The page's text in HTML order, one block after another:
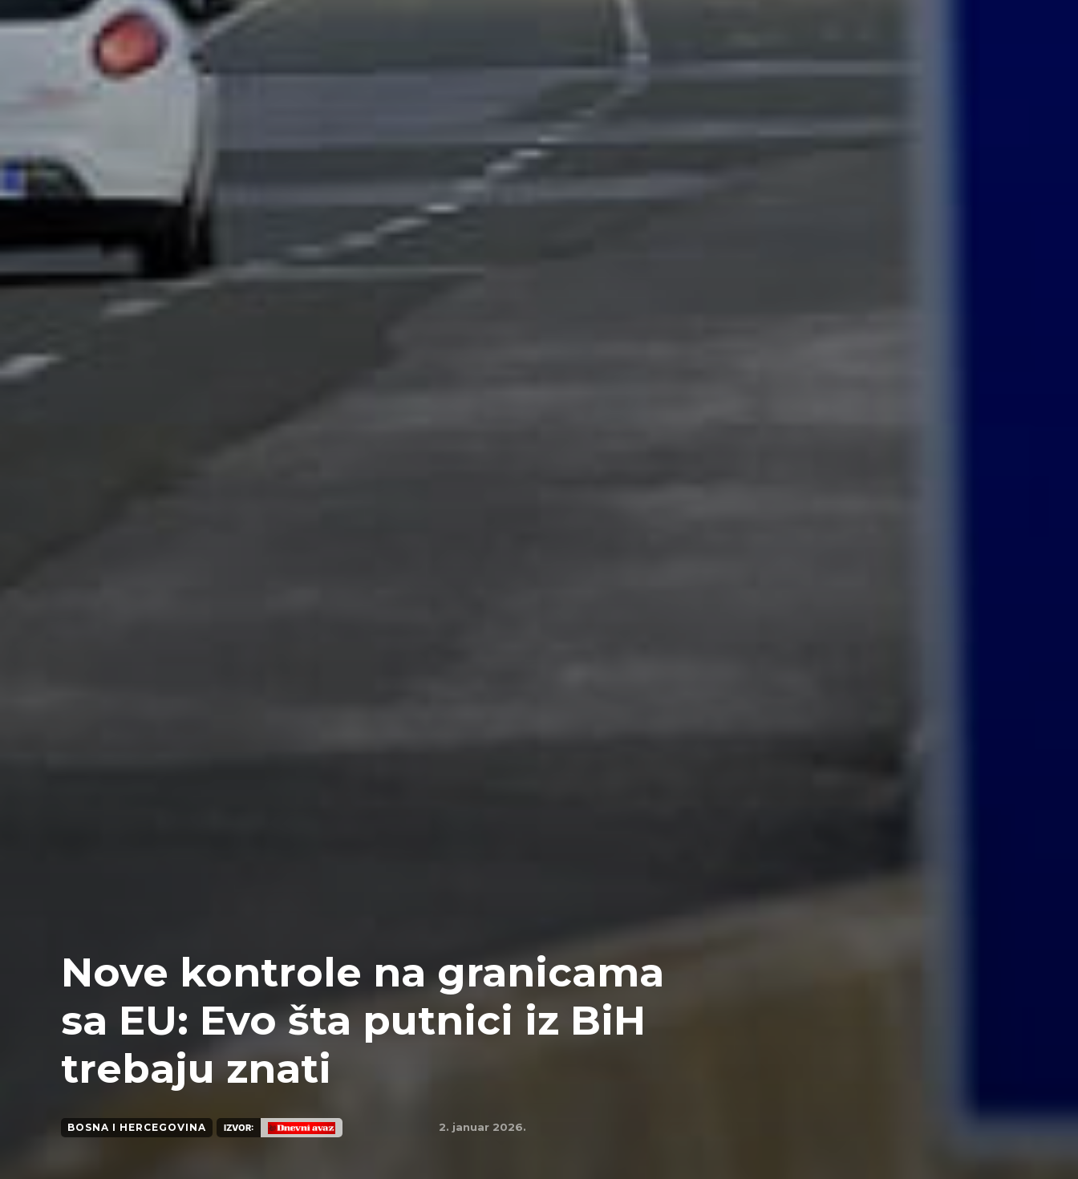
Nove kontrole na granicama
sa EU: Evo šta putnici iz BiH
trebaju znati
BOSNA I HERCEGOVINA IZVOR: 2. januar 2026.